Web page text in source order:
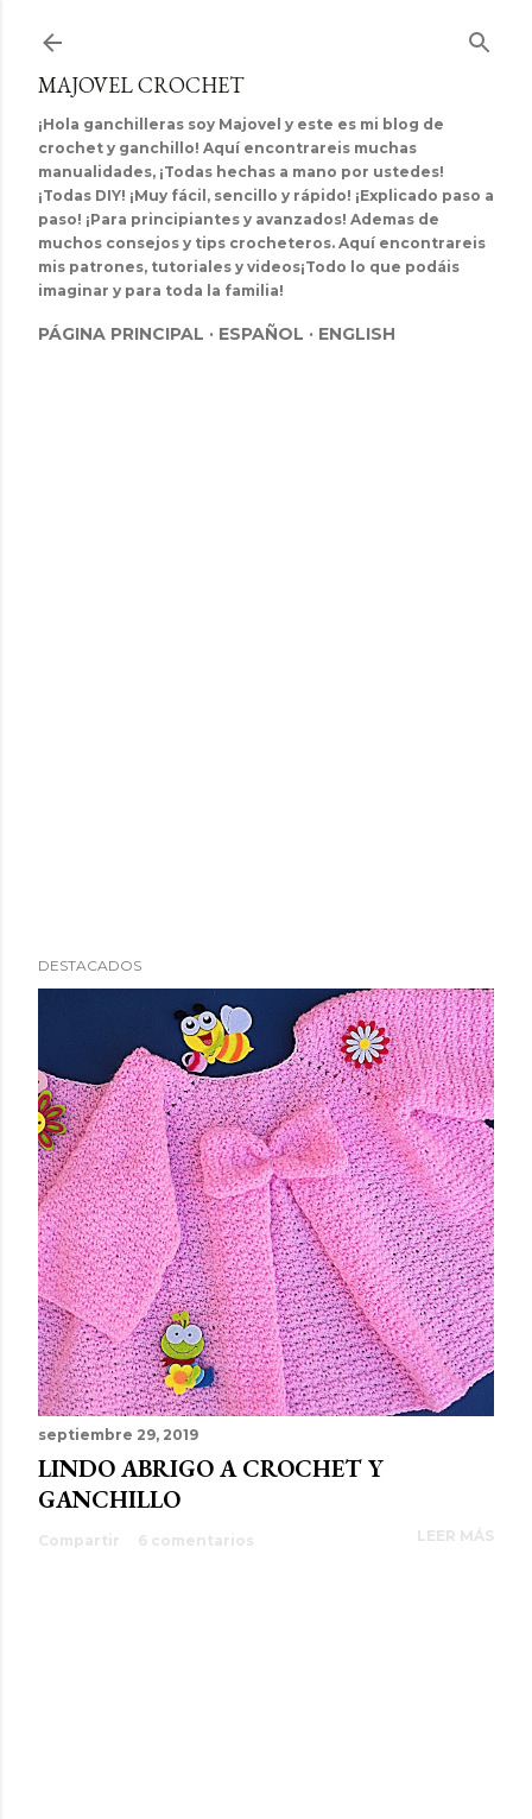
MAJOVEL CROCHET
¡Hola ganchilleras soy Majovel y este es mi blog de
crochet y ganchillo! Aquí encontrareis muchas
manualidades, ¡Todas hechas a mano por ustedes!
¡Todas DIY! ¡Muy fácil, sencillo y rápido! ¡Explicado paso a
paso! ¡Para principiantes y avanzados! Ademas de
muchos consejos y tips crocheteros. Aquí encontrareis
mis patrones, tutoriales y videos¡Todo lo que podáis
imaginar y para toda la familia!
PÁGINA PRINCIPAL ESPAÑOL ENGLISH
DESTACADOS
septiembre 29, 2019
LINDO ABRIGO A CROCHET Y
GANCHILLO
Compartir 6 comentarios LEER MÁS